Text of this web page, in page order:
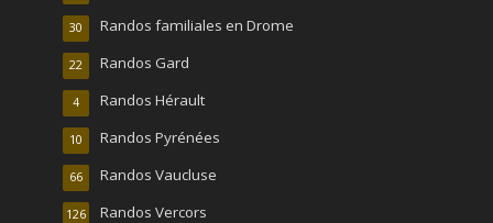
Randos familiales en Drome
30
Randos Gard
22
Randos Hérault
4
Randos Pyrénées
10
Randos Vaucluse
66
Randos Vercors
126